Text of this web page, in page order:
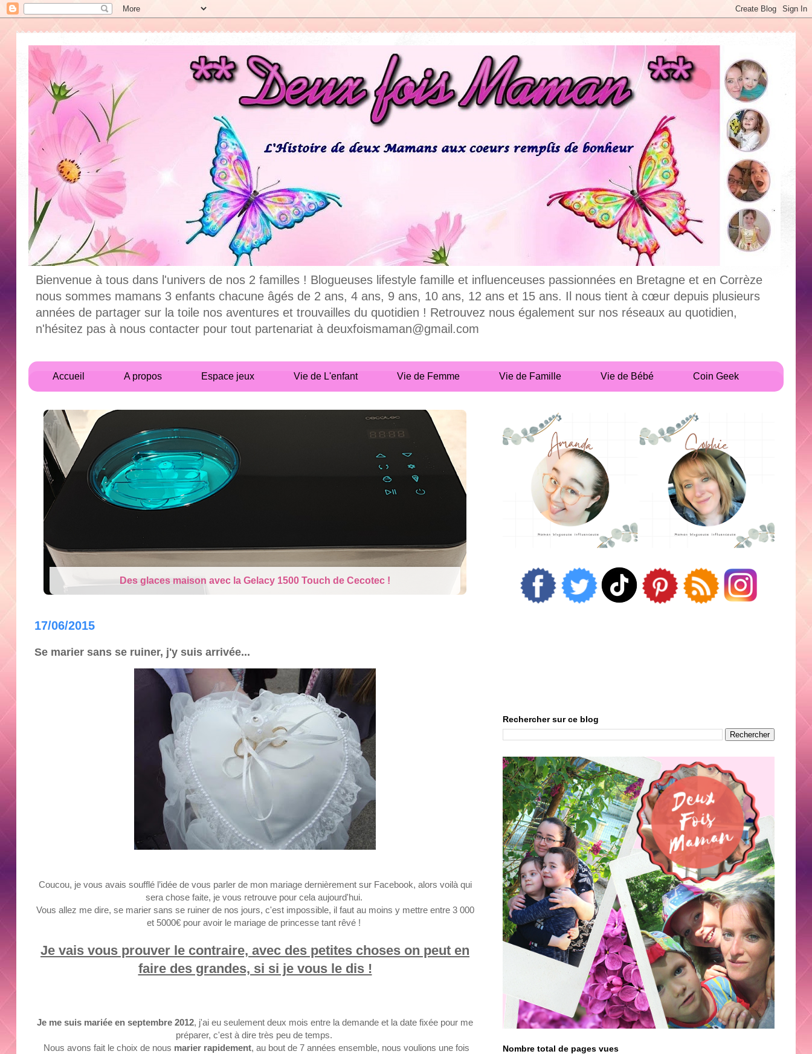
Bienvenue à tous dans l'univers de nos 2 familles ! Blogueuses lifestyle famille et influenceuses passionnées en Bretagne et en Corrèze
nous sommes mamans 3 enfants chacune âgés de 2 ans, 4 ans, 9 ans, 10 ans, 12 ans et 15 ans. Il nous tient à cœur depuis plusieurs
années de partager sur la toile nos aventures et trouvailles du quotidien ! Retrouvez nous également sur nos réseaux au quotidien,
n'hésitez pas à nous contacter pour tout partenariat à deuxfoismaman@gmail.com
Accueil A propos Espace jeux Vie de L'enfant Vie de Femme Vie de Famille Vie de Bébé Coin Geek
Cry Babies Fantasy Dream la Licorne : La poupée qui pleure
17/06/2015
Se marier sans se ruiner, j'y suis arrivée...
Coucou, je vous avais soufflé l’idée de vous parler de mon mariage dernièrement sur Facebook, alors voilà qui
sera chose faite, je vous retrouve pour cela aujourd'hui.
Vous allez me dire, se marier sans se ruiner de nos jours, c'est impossible, il faut au moins y mettre entre 3 000
et 5000€ pour avoir le mariage de princesse tant rêvé !
Je vais vous prouver le contraire, avec des petites choses on peut en
faire des grandes, si si je vous le dis !
Je me suis mariée en septembre 2012, j'ai eu seulement deux mois entre la demande et la date fixée pour me
préparer, c'est à dire très peu de temps.
Nous avons fait le choix de nous marier rapidement, au bout de 7 années ensemble, nous voulions une fois
Rechercher sur ce blog
Nombre total de pages vues